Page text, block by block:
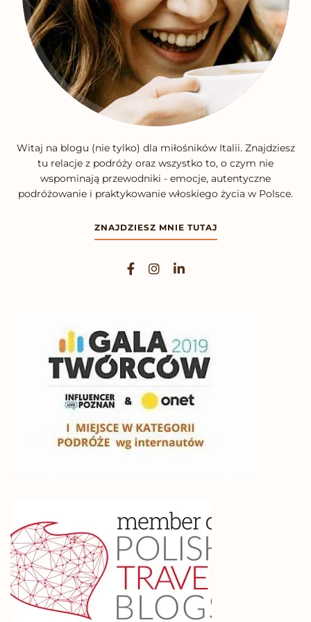
Witaj na blogu (nie tylko) dla miłośników Italii. Znajdziesz
tu relacje z podróży oraz wszystko to, o czym nie
wspominają przewodniki - emocje, autentyczne
podróżowanie i praktykowanie włoskiego życia w Polsce.
ZNAJDZIESZ MNIE TUTAJ